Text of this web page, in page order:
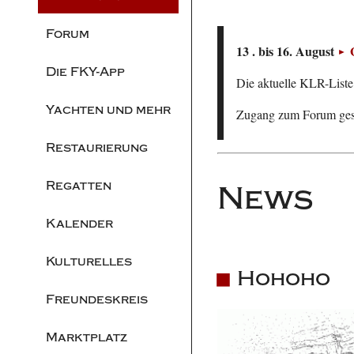
Forum
Die FKY-App
Yachten und mehr
Restaurierung
Regatten
Kalender
Kulturelles
Freundeskreis
Marktplatz
13 . bis 16. August
Die aktuelle KLR-
Zugang zum Forum
News
Hohoho